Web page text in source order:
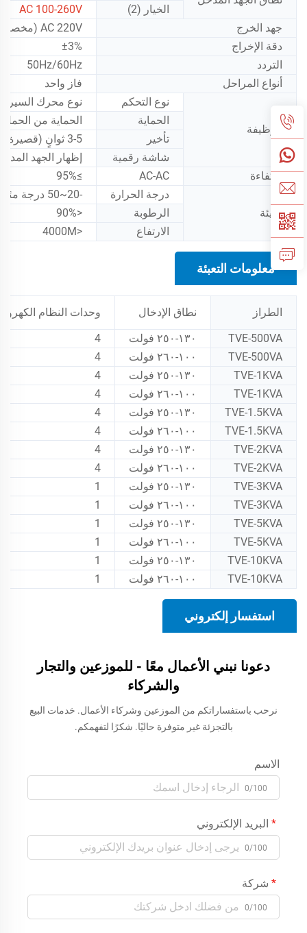
الخيار (2)
AC 100-260V
جهد الخرج
AC 220V (مخصص حسب جهد المنطقة.)
دقة الإخراج
±3%
التردد
50Hz/60Hz
أنواع المراحل
فاز واحد
الوظيفة
نوع التحكم
نوع محرك
الحماية
الحماية من الحمل
تأخير
3-5 ثوانٍ (قصيرة)؛ 3-7 دقائق (طويلة)
شاشة رقمية
إظهار الجهد
الكفاءة
AC-AC
≥95%
البيئة
درجة الحرارة
-20~50 درجة مئوية
الرطوبة
<90%
الارتفاع
<4000M
معلومات التعبئة
الطراز نطاق الإدخال
وحدات النظام
TVE-500VA
١٣٠-٢٥٠ فولت
4
TVE-500VA
١٠٠-٢٦٠ فولت
4
TVE-1KVA
١٣٠-٢٥٠ فولت
4
TVE-1KVA
١٠٠-٢٦٠ فولت
4
TVE-1.5KVA
١٣٠-٢٥٠ فولت
4
TVE-1.5KVA
١٠٠-٢٦٠ فولت
4
TVE-2KVA
١٣٠-٢٥٠ فولت
4
TVE-2KVA
١٠٠-٢٦٠ فولت
4
TVE-3KVA
١٣٠-٢٥٠ فولت
1
TVE-3KVA
١٠٠-٢٦٠ فولت
1
TVE-5KVA
١٣٠-٢٥٠ فولت
1
TVE-5KVA
١٠٠-٢٦٠ فولت
1
TVE-10KVA
١٣٠-٢٥٠ فولت
1
TVE-10KVA
١٠٠-٢٦٠ فولت 1
استفسار إلكتروني
دعونا نبني الأعمال معًا - للموزعين والتجار
والشركاء
نرحب باستفساراتكم من الموزعين وشركاء الأعمال. خدمات البيع
بالتجزئة غير متوفرة حاليًا. شكرًا لتفهمكم.
الاسم
0/100
البريد الإلكتروني
0/100
شركة
0/100